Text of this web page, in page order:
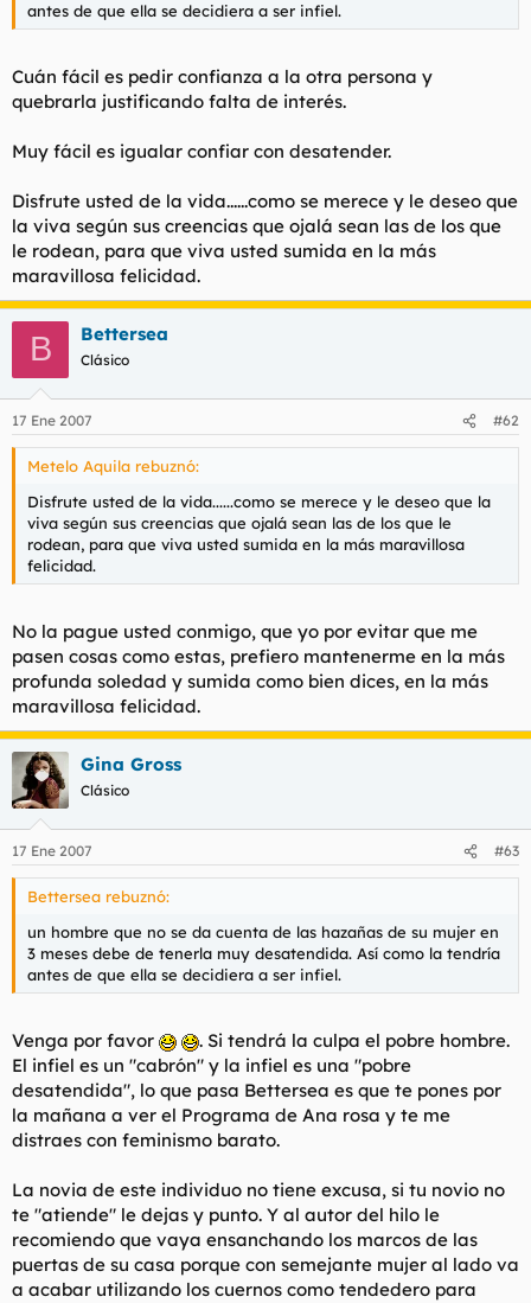
antes de que ella se decidiera a ser infiel.
Cuán fácil es pedir confianza a la otra persona y
quebrarla justificando falta de interés.
Muy fácil es igualar confiar con desatender.
Disfrute usted de la vida......como se merece y le deseo que
la viva según sus creencias que ojalá sean las de los que
le rodean, para que viva usted sumida en la más
maravillosa felicidad.
B Bettersea
Clásico
17 Ene 2007 #62
Metelo Aquila rebuznó:
Disfrute usted de la vida......como se merece y le deseo que la
viva según sus creencias que ojalá sean las de los que le
rodean, para que viva usted sumida en la más maravillosa
felicidad.
No la pague usted conmigo, que yo por evitar que me
pasen cosas como estas, prefiero mantenerme en la más
profunda soledad y sumida como bien dices, en la más
maravillosa felicidad.
Gina Gross
Clásico
17 Ene 2007 #63
Bettersea rebuznó:
un hombre que no se da cuenta de las hazañas de su mujer en
3 meses debe de tenerla muy desatendida. Así como la tendría
antes de que ella se decidiera a ser infiel.
Venga por favor
. Si tendrá la culpa el pobre hombre.
El infiel es un "cabrón" y la infiel es una "pobre
desatendida", lo que pasa Bettersea es que te pones por
la mañana a ver el Programa de Ana rosa y te me
distraes con feminismo barato.
La novia de este individuo no tiene excusa, si tu novio no
te "atiende" le dejas y punto. Y al autor del hilo le
recomiendo que vaya ensanchando los marcos de las
puertas de su casa porque con semejante mujer al lado va
a acabar utilizando los cuernos como tendedero para